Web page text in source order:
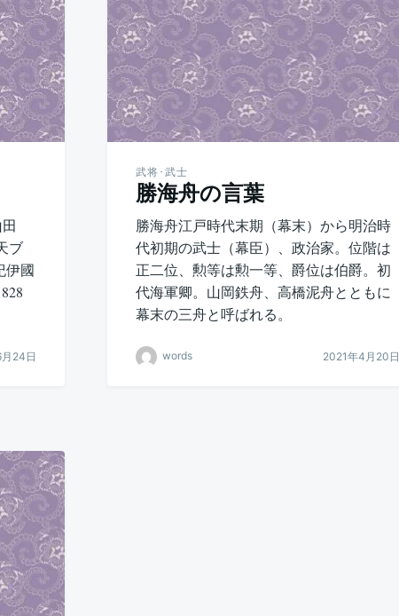
田
ブ
伊國
24日
武将･武士
勝海舟の言葉
勝海舟江戸時代末期（幕末）から明治時
代初期の武士（幕臣）、政治家。位階は
正二位、勲等は勲一等、爵位は伯爵。初
代海軍卿。山岡鉄舟、高橋泥舟とともに
幕末の三舟と呼ばれる。
words 2021年4月20日